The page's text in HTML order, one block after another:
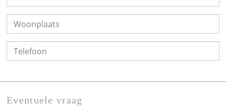
Eventuele vraag